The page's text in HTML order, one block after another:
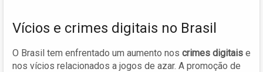
Vícios e crimes digitais no Brasil
O Brasil tem enfrentado um aumento nos crimes digitais e
nos vícios relacionados a jogos de azar. A promoção de